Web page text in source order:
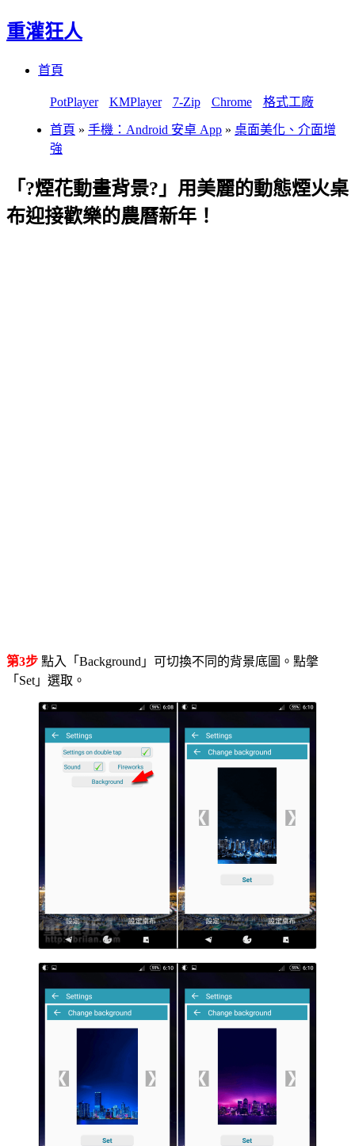
重灌狂人
首頁
PotPlayer KMPlayer 7-Zip Chrome 格式工廠
首頁 » 手機：Android 安卓 App » 桌面美化、介面增
強
「?煙花動畫背景?」用美麗的動態煙火桌
布迎接歡樂的農曆新年！
第3步 點入「Background」可切換不同的背景底圖。點搫
「Set」選取。